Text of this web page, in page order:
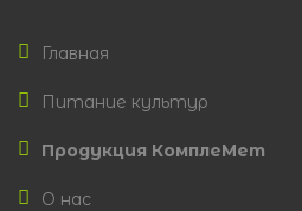
Главная
Питание культур
Продукция КомплеМет
О нас